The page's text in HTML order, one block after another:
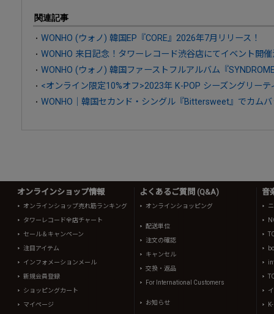
関連記事
WONHO (ウォノ) 韓国EP『CORE』2026年7月リリース！
WONHO 来日記念！タワーレコード渋谷店にてイベント開
WONHO (ウォノ) 韓国ファーストフルアルバム『
<オンライン限定10%オフ>2023年 K-POP シーズングリーテ
WONHO｜韓国セカンド・シングル『Bittersweet』でカム
オンラインショップ情報
オンラインショップ売れ筋ランキング
タワーレコード全店チャート
セール＆キャンペーン
注目アイテム
インフォメーションメール
新規会員登録
ショッピングカート
マイページ
よくあるご質問 (Q&A)
オンラインショッピング
配送単位
注文の確認
キャンセル
交換・返品
For International Customers
お知らせ
音